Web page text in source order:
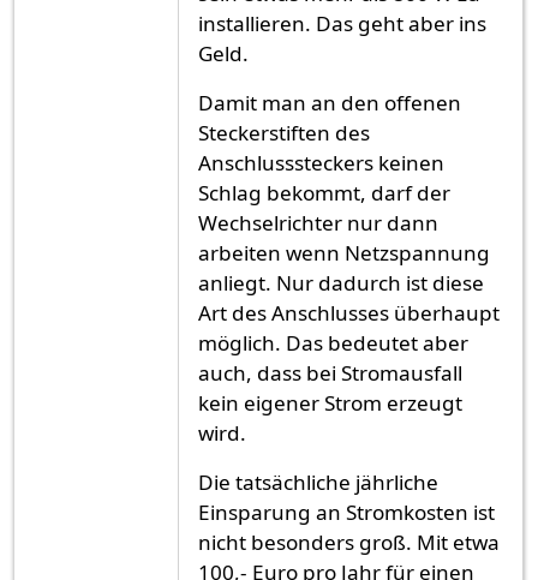
installieren. Das geht aber ins
Geld.
Damit man an den offenen
Steckerstiften des
Anschlusssteckers keinen
Schlag bekommt, darf der
Wechselrichter nur dann
arbeiten wenn Netzspannung
anliegt. Nur dadurch ist diese
Art des Anschlusses überhaupt
möglich. Das bedeutet aber
auch, dass bei Stromausfall
kein eigener Strom erzeugt
wird.
Die tatsächliche jährliche
Einsparung an Stromkosten ist
nicht besonders groß. Mit etwa
100,- Euro pro Jahr für einen